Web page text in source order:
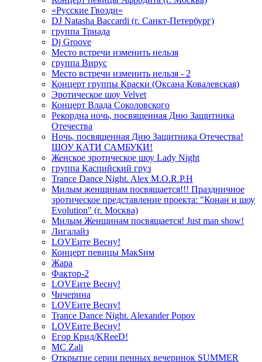
«Русские Гвозди»
DJ Natasha Baccardi (г. Санкт-Петербург)
группа Триада
Dj Groove
Место встречи изменить нельзя
группа Вирус
Место встречи изменить нельзя - 2
Концерт группы Краски (Оксана Ковалевская)
Эротическое шоу Velvet
Концерт Влада Соколовского
Рекордна ночь, посвященная Дню Защитника
Отечества
Ночь, посвященная Дню Защитника Отечества!
ШОУ КАТИ САМБУКИ!
Женское эротическое шоу Lady Night
группа Каспийский груз
Trance Dance Night. Alex M.O.R.P.H
Милым женщинам посвящается!!! Праздничное
эротическое представление проекта: "Конан и шоу
Evolution" (г. Москва)
Милым Женщинам посвящается! Just man show!
Лигалайз
LOVEите Весну!
Концерт певицы МакSим
Жара
Фактор-2
LOVEите Весну!
Чичерина
LOVEите Весну!
Trance Dance Night. Alexander Popov
LOVEите Весну!
Егор Крид/KReeD!
MC Zali
Открытие серии пенных вечеринок SUMMER